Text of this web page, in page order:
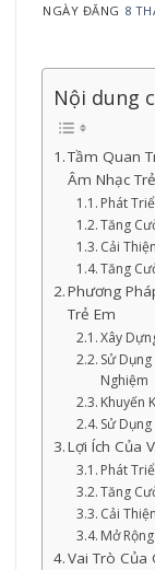
NGÀY ĐĂNG 8
Nội dung
Tầm Quan
Âm Nhạc
Phát
Tăng
Cải
Tăng
Phương
Trẻ Em
Xây
Sử
Nghiệm
Khuyến
Sử
Lợi Ích Của
Phát
Tăng
Cải
Mở
Vai Trò Của